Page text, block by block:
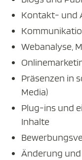
Kontakt- und
Webanalyse,
Präsenzen in
Media)
Plug-ins und
Inhalte
Änderung